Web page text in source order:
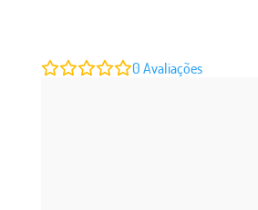
0 Avaliações